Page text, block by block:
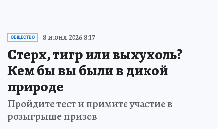
ОБЩЕСТВО 8 июня 2026 8:17
Стерх, тигр или выхухоль?
Кем бы вы были в дикой
природе
Пройдите тест и примите участие в
розыгрыше призов